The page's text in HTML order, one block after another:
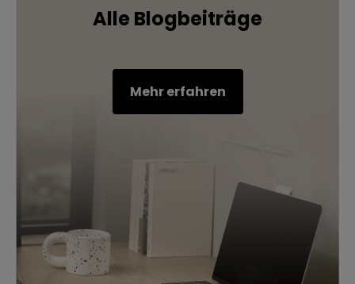
Alle Blogbeiträge
Mehr erfahren